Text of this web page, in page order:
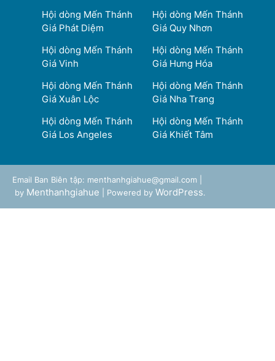
Hội dòng Mến Thánh
Giá Phát Diệm
Hội dòng Mến Thánh
Giá Quy Nhơn
Hội dòng Mến Thánh
Giá Vinh
Hội dòng Mến Thánh
Giá Hưng Hóa
Hội dòng Mến Thánh
Giá Xuân Lộc
Hội dòng Mến Thánh
Giá Nha Trang
Hội dòng Mến Thánh
Giá Los Angeles
Hội dòng Mến Thánh
Giá Khiết Tâm
Email Ban Biên tập: menthanhgiahue@gmail.com |
by Menthanhgiahue | Powered by WordPress.